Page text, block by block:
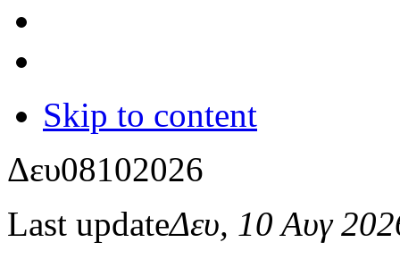
Skip to content
Δευ08102026
Last updateΔευ, 10 Αυγ